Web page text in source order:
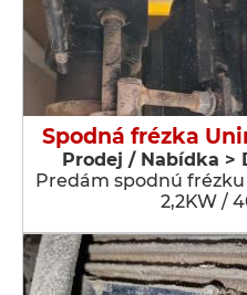
Spodná frézka
Prodej / Nabídka >
Predám spodnú frézku
2,2KW /